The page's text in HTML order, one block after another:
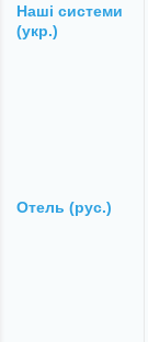
Наші системи
(укр.)
Отель (рус.)